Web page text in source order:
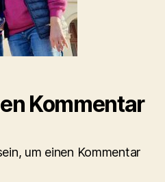
Kommentar
um einen Kommentar